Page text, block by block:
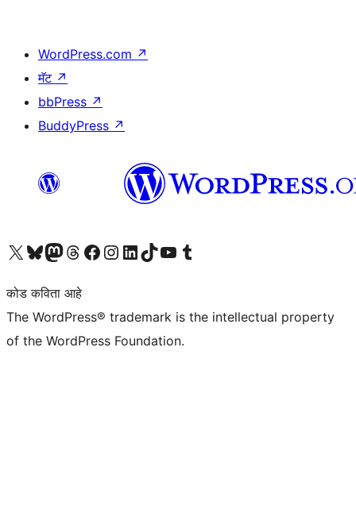
WordPress.com ↗
मॅट ↗
bbPress ↗
BuddyPress ↗
आमच्या X (एक्स) (पूर्वीचे ट्विटर) खात्याला भेट द्या आमच्या ब्लूस्की खात्याला भेट द्या.आमच्या Mastodon खात्याला भेट द्या.आमच्या थ्रेड्स खात्याला भेट द्या. आमच्या फेसबुक पेजला भेट द्या आमच्या इंस्टाग्राम खात्याला भेट द्या आमच्या लिंक्डइन खात्याला भेट द्या आमच्या टिकटॉक अकाउंटला भेट द्या.आमच्या यूट्यूब चॅनेलला भेट द्या आमच्या टंबलर खात्याला भेट द्या.
कोड कविता आहे
The WordPress® trademark is the intellectual property
of the WordPress Foundation.